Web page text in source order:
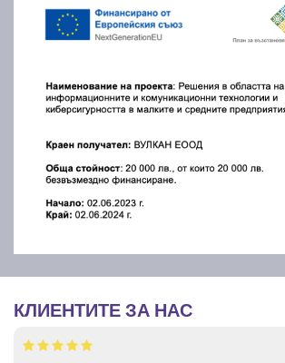
КЛИЕНТИТЕ ЗА НАС